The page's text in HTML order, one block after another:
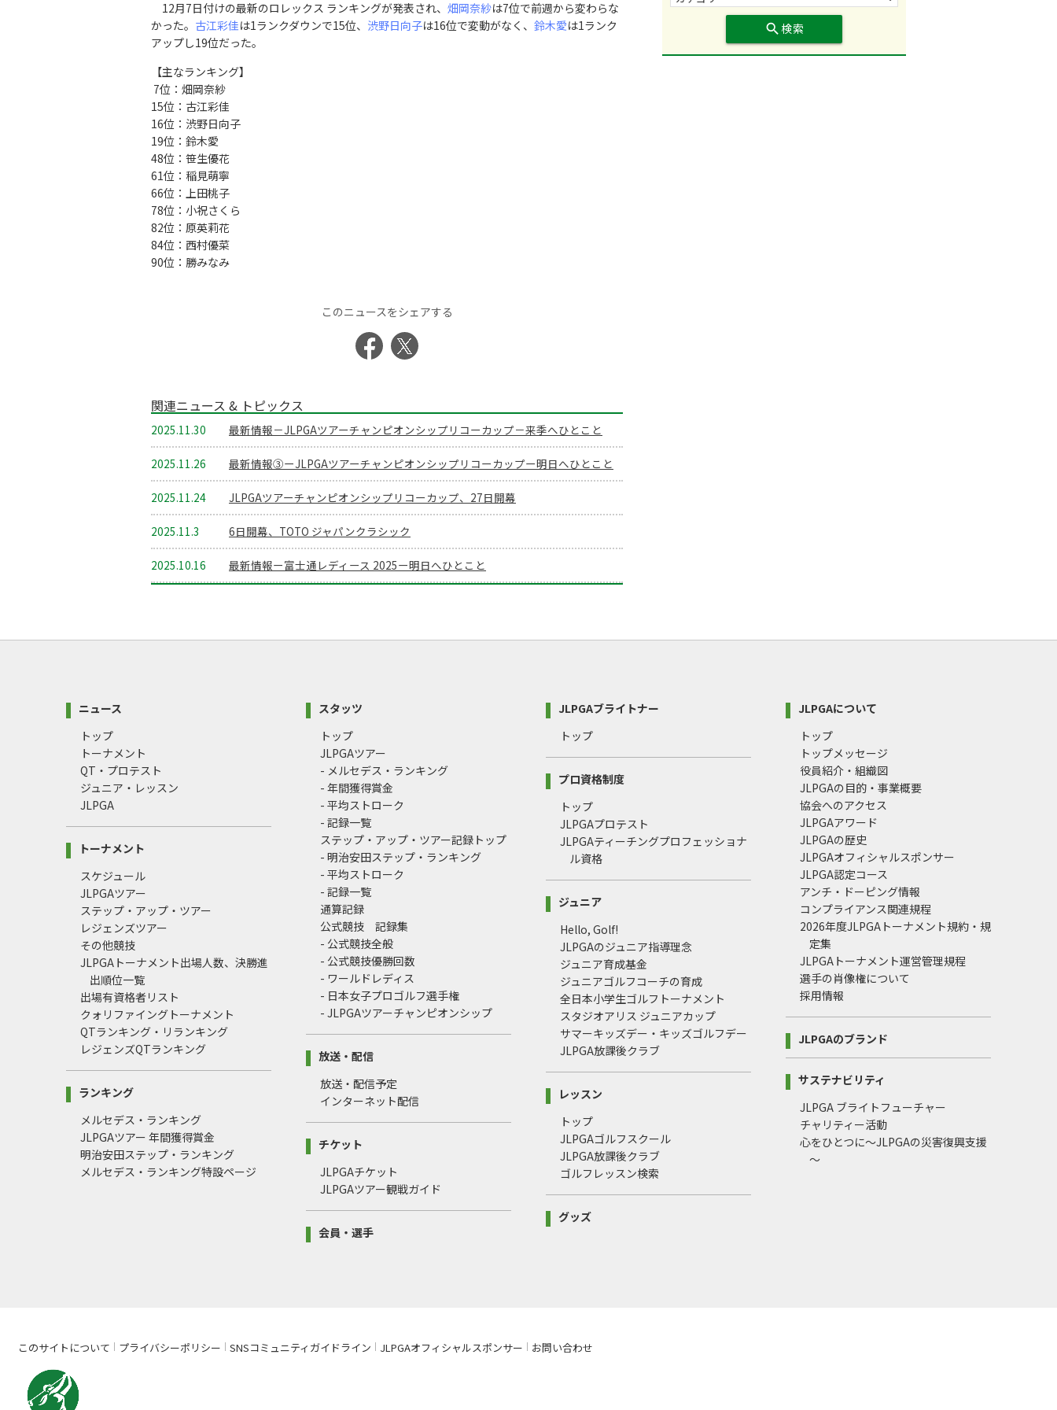
12月7日付けの最新のロレックス ランキングが発表され、 畑岡奈紗は7位で前週から変わらな
かった。 古江彩佳は1ランクダウンで15位、 渋野日向子は16位で変動がなく、 鈴木愛は1ランク
アップし19位だった。
【主なランキング】
7位：畑岡奈紗
15位：古江彩佳
16位：渋野日向子
19位：鈴木愛
48位：笹生優花
61位：稲見萌寧
66位：上田桃子
78位：小祝さくら
82位：原英莉花
84位：西村優菜
90位：勝みなみ
このニュースをシェアする
関連ニュース & トピックス
2025.11.30 最新情報－JLPGAツアーチャンピオンシップリコーカップ－来季へひとこと
2025.11.26 最新情報③ーJLPGAツアーチャンピオンシップリコーカップー明日へひとこと
2025.11.24 JLPGAツアーチャンピオンシップリコーカップ、27日開幕
2025.11.3 6日開幕、TOTO ジャパンクラシック
2025.10.16 最新情報ー富士通レディース 2025ー明日へひとこと
search 検索
ニュース
トップ
トーナメント
QT・プロテスト
ジュニア・レッスン
JLPGA
トーナメント
スケジュール
JLPGAツアー
ステップ・アップ・ツアー
レジェンズツアー
その他競技
JLPGAトーナメント出場人数、決勝進
出順位一覧
出場有資格者リスト
クォリファイングトーナメント
QTランキング・リランキング
レジェンズQTランキング
ランキング
メルセデス・ランキング
JLPGAツアー 年間獲得賞金
明治安田ステップ・ランキング
メルセデス・ランキング特設ページ
スタッツ
トップ
JLPGAツアー
- メルセデス・ランキング
- 年間獲得賞金
- 平均ストローク
- 記録一覧
ステップ・アップ・ツアー記録トップ
- 明治安田ステップ・ランキング
- 平均ストローク
- 記録一覧
通算記録
公式競技 記録集
- 公式競技全般
- 公式競技優勝回数
- ワールドレディス
- 日本女子プロゴルフ選手権
- JLPGAツアーチャンピオンシップ
放送・配信
放送・配信予定
インターネット配信
チケット
JLPGAチケット
JLPGAツアー観戦ガイド
会員・選手
JLPGAブライトナー
トップ
プロ資格制度
トップ
JLPGAプロテスト
JLPGAティーチングプロフェッショナ
ル資格
ジュニア
Hello, Golf!
JLPGAのジュニア指導理念
ジュニア育成基金
ジュニアゴルフコーチの育成
全日本小学生ゴルフトーナメント
スタジオアリス ジュニアカップ
サマーキッズデー・キッズゴルフデー
JLPGA放課後クラブ
レッスン
トップ
JLPGAゴルフスクール
JLPGA放課後クラブ
ゴルフレッスン検索
グッズ
JLPGAについて
トップ
トップメッセージ
役員紹介・組織図
JLPGAの目的・事業概要
協会へのアクセス
JLPGAアワード
JLPGAの歴史
JLPGAオフィシャルスポンサー
JLPGA認定コース
アンチ・ドーピング情報
コンプライアンス関連規程
2026年度JLPGAトーナメント規約・規
定集
JLPGAトーナメント運営管理規程
選手の肖像権について
採用情報
JLPGAのブランド
サステナビリティ
JLPGA ブライトフューチャー
チャリティー活動
心をひとつに～JLPGAの災害復興支援
～
このサイトについて プライバシーポリシー SNSコミュニティガイドライン JLPGAオフィシャルスポンサー お問い合わせ